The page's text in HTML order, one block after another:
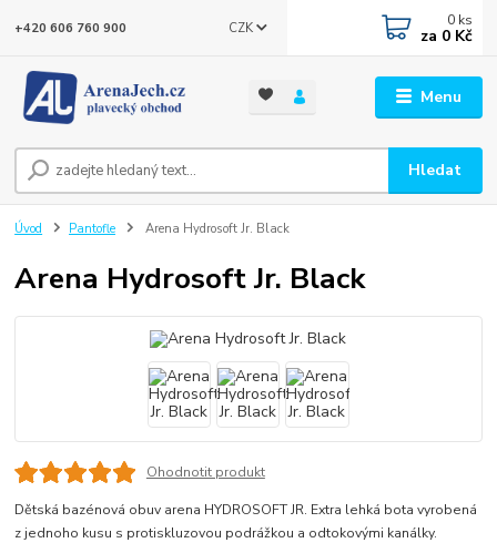
Menu
CZK
Hledat
+420 606 760 900 0 ks
za 0 Kč
Úvod Pantofle Arena Hydrosoft Jr. Black
Arena Hydrosoft Jr. Black
Ohodnotit produkt
Dětská bazénová obuv arena HYDROSOFT JR. Extra lehká bota vyrobená
z jednoho kusu s protiskluzovou podrážkou a odtokovými kanálky.